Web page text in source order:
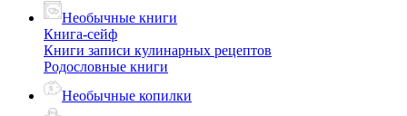
Необычные книги
Книга-сейф
Книги записи кулинарных рецептов
Родословные книги
Необычные копилки